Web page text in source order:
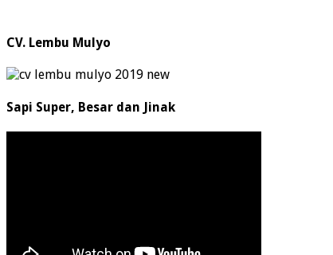
CV. Lembu Mulyo
Sapi Super, Besar dan Jinak